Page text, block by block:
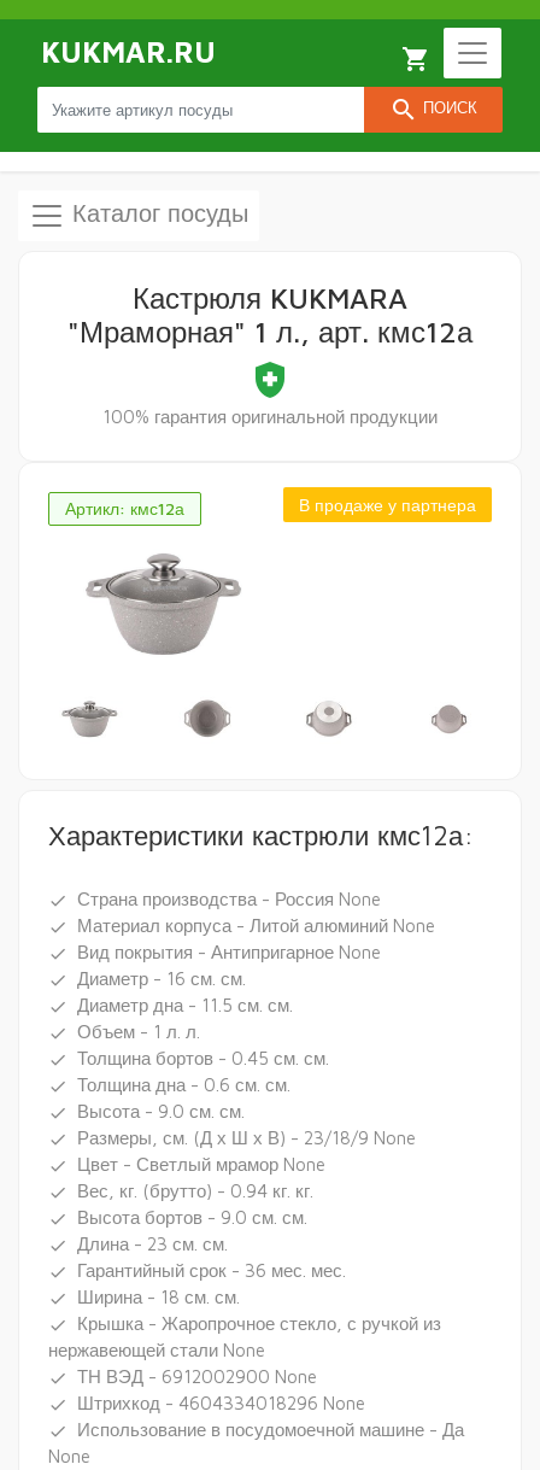
KUKMAR.RU
search ПОИСК
local_grocery_store
Каталог посуды
Артикл: кмс12а В продаже у партнера
Кастрюля KUKMARA
"Мраморная" 1 л., арт. кмс12а
health_and_safety
100% гарантия оригинальной продукции
Характеристики кастрюли кмс12а:
done Страна производства - Россия None
done Материал корпуса - Литой алюминий None
done Вид покрытия - Антипригарное None
done Диаметр - 16 см. см.
done Диаметр дна - 11.5 см. см.
done Объем - 1 л. л.
done Толщина бортов - 0.45 см. см.
done Толщина дна - 0.6 см. см.
done Высота - 9.0 см. см.
done Размеры, см. (Д х Ш х В) - 23/18/9 None
done Цвет - Светлый мрамор None
done Вес, кг. (брутто) - 0.94 кг. кг.
done Высота бортов - 9.0 см. см.
done Длина - 23 см. см.
done Гарантийный срок - 36 мес. мес.
done Ширина - 18 см. см.
done
Крышка - Жаропрочное стекло, с ручкой из
нержавеющей стали None
done ТН ВЭД - 6912002900 None
done Штрихкод - 4604334018296 None
done
Использование в посудомоечной машине - Да
None